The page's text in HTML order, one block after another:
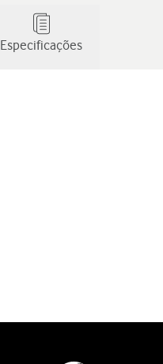
Especificações